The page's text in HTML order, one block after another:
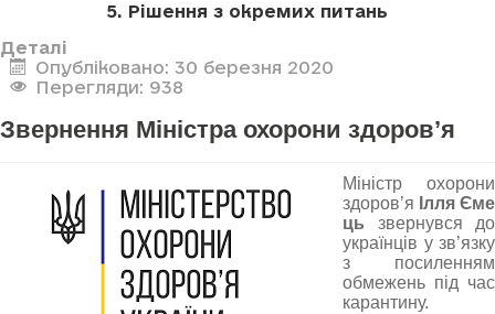
5. Рішення з окремих питань
Деталі
Опубліковано: 30 березня 2020
Перегляди: 938
Звернення Міністра охорони здоров’я
Міністр охорони
здоров’я Ілля Єме
ць звернувся до
українців у зв’язку
з посиленням
обмежень під час
карантину.